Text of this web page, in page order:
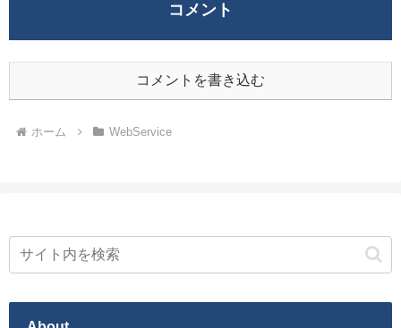
コメント
コメントを書き込む
ホーム WebService